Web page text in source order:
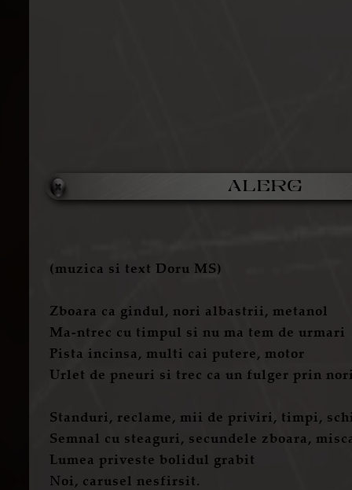
ALERG
(muzica si text Doru MS)
Zboara ca gindul, nori albastrii, metanol
Ma-ntrec cu timpul si nu ma tem de urmari
Pista incinsa, multi cai putere, motor
Urlet de pneuri si trec ca un fulger prin
Standuri, reclame, mii de priviri, timpi,
Semnal cu steaguri, secundele zboara,
Lumea priveste bolidul grabit
Noi, carusel nesfirsit.